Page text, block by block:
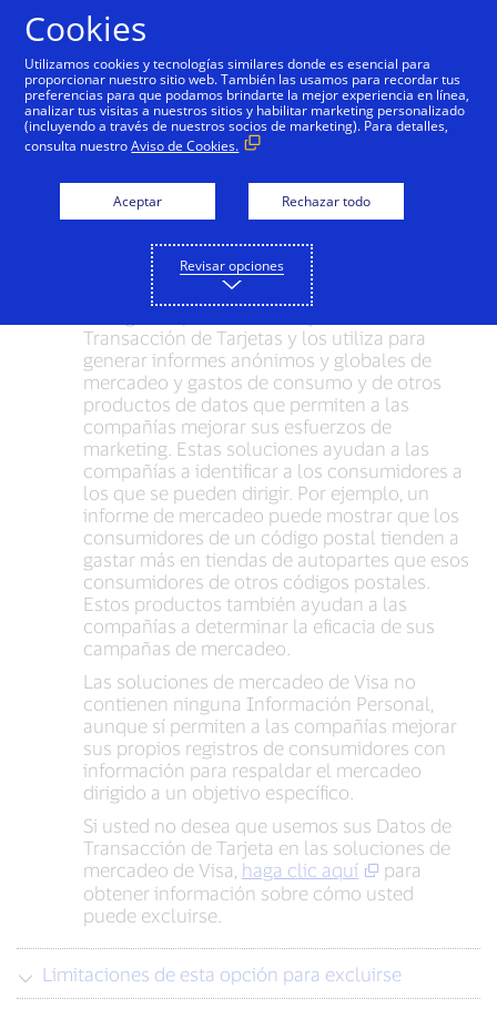
Soluciones de
Mercadeo: Optando
excluirse
Cómo optar a excluirse
Transacción de Tarjetas y los utiliza para
generar informes anónimos y globales de
mercadeo y gastos de consumo y de otros
productos de datos que permiten a las
compañías mejorar sus esfuerzos de
marketing. Estas soluciones ayudan a las
compañías a identificar a los consumidores a
los que se pueden dirigir. Por ejemplo, un
informe de mercadeo puede mostrar que los
consumidores de un código postal tienden a
gastar más en tiendas de autopartes que esos
consumidores de otros códigos postales.
Estos productos también ayudan a las
compañías a determinar la eficacia de sus
campañas de mercadeo.
Las soluciones de mercadeo de Visa no
contienen ninguna Información Personal,
aunque sí permiten a las compañías mejorar
sus propios registros de consumidores con
información para respaldar el mercadeo
dirigido a un objetivo específico.
Si usted no desea que usemos sus Datos de
Transacción de Tarjeta en las soluciones de
mercadeo de Visa, haga clic aquí
para
obtener información sobre cómo usted
puede excluirse.
Limitaciones de esta opción para excluirse
Cookies
Utilizamos cookies y tecnologías similares donde es esencial para
proporcionar nuestro sitio web. También las usamos para recordar tus
preferencias para que podamos brindarte la mejor experiencia en línea,
analizar tus visitas a nuestros sitios y habilitar marketing personalizado
(incluyendo a través de nuestros socios de marketing). Para detalles,
consulta nuestroAviso de Cookies.
Aceptar Rechazar todo
Revisar opciones